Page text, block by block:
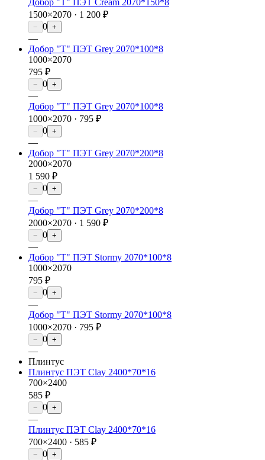
Добор "Т" ПЭТ Cream 2070*150*8
1500×2070 · 1 200 ₽
− 0 +
—
Добор "Т" ПЭТ Grey 2070*100*8
1000×2070
795 ₽
− 0 +
—
Добор "Т" ПЭТ Grey 2070*100*8
1000×2070 · 795 ₽
− 0 +
—
Добор "Т" ПЭТ Grey 2070*200*8
2000×2070
1 590 ₽
− 0 +
—
Добор "Т" ПЭТ Grey 2070*200*8
2000×2070 · 1 590 ₽
− 0 +
—
Добор "Т" ПЭТ Stormy 2070*100*8
1000×2070
795 ₽
− 0 +
—
Добор "Т" ПЭТ Stormy 2070*100*8
1000×2070 · 795 ₽
− 0 +
—
Плинтус
Плинтус ПЭТ Clay 2400*70*16
700×2400
585 ₽
− 0 +
—
Плинтус ПЭТ Clay 2400*70*16
700×2400 · 585 ₽
− 0 +